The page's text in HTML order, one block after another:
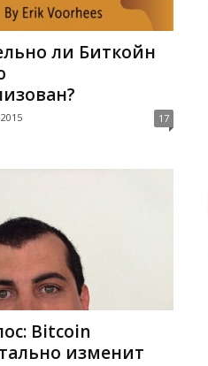
ли Биткойн
17
Bitcoin
изменит